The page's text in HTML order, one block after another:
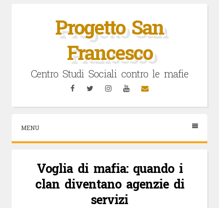
Progetto San
Francesco
Centro Studi Sociali contro le mafie
FacebookTwitterInstagramYouTubeEmail
MENU
Voglia di mafia: quando i
clan diventano agenzie di
servizi